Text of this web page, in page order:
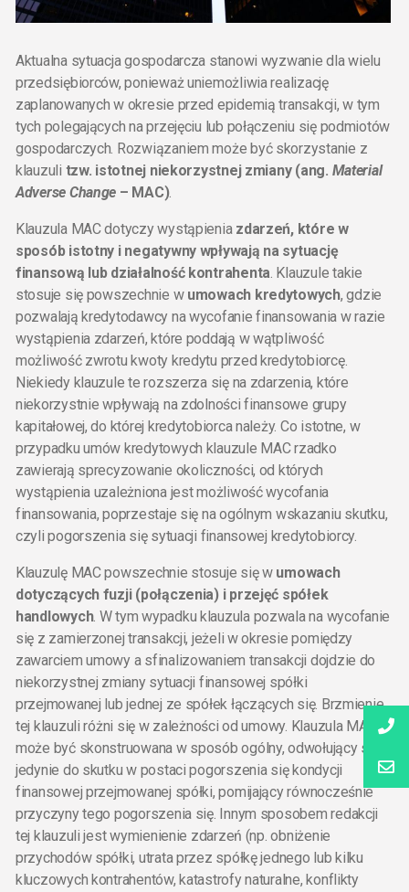
Aktualna sytuacja gospodarcza stanowi wyzwanie dla wielu
przedsiębiorców, ponieważ uniemożliwia realizację
zaplanowanych w okresie przed epidemią transakcji, w tym
tych polegających na przejęciu lub połączeniu się podmiotów
gospodarczych. Rozwiązaniem może być skorzystanie z
klauzuli tzw. istotnej niekorzystnej zmiany (ang. Material
Adverse Change – MAC).
Klauzula MAC dotyczy wystąpienia zdarzeń, które w
sposób istotny i negatywny wpływają na sytuację
finansową lub działalność kontrahenta. Klauzule takie
stosuje się powszechnie w umowach kredytowych, gdzie
pozwalają kredytodawcy na wycofanie finansowania w razie
wystąpienia zdarzeń, które poddają w wątpliwość
możliwość zwrotu kwoty kredytu przed kredytobiorcę.
Niekiedy klauzule te rozszerza się na zdarzenia, które
niekorzystnie wpływają na zdolności finansowe grupy
kapitałowej, do której kredytobiorca należy. Co istotne, w
przypadku umów kredytowych klauzule MAC rzadko
zawierają sprecyzowanie okoliczności, od których
wystąpienia uzależniona jest możliwość wycofania
finansowania, poprzestaje się na ogólnym wskazaniu skutku,
czyli pogorszenia się sytuacji finansowej kredytobiorcy.
Klauzulę MAC powszechnie stosuje się w umowach
dotyczących fuzji (połączenia) i przejęć spółek
handlowych. W tym wypadku klauzula pozwala na wycofanie
się z zamierzonej transakcji, jeżeli w okresie pomiędzy
zawarciem umowy a sfinalizowaniem transakcji dojdzie do
niekorzystnej zmiany sytuacji finansowej spółki
przejmowanej lub jednej ze spółek łączących się. Brzmienie
tej klauzuli różni się w zależności od umowy. Klauzula MAC
może być skonstruowana w sposób ogólny, odwołujący się
jedynie do skutku w postaci pogorszenia się kondycji
finansowej przejmowanej spółki, pomijający równocześnie
przyczyny tego pogorszenia się. Innym sposobem redakcji
tej klauzuli jest wymienienie zdarzeń (np. obniżenie
przychodów spółki, utrata przez spółkę jednego lub kilku
kluczowych kontrahentów, katastrofy naturalne, konflikty